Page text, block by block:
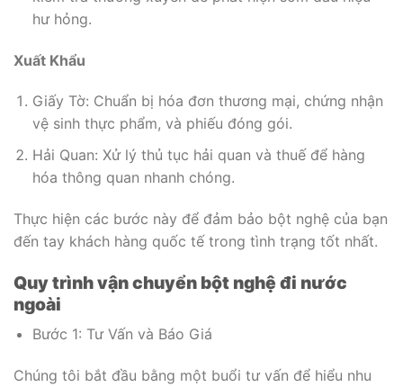
hư hỏng.
Xuất Khẩu
Giấy Tờ: Chuẩn bị hóa đơn thương mại, chứng nhận
vệ sinh thực phẩm, và phiếu đóng gói.
Hải Quan: Xử lý thủ tục hải quan và thuế để hàng
hóa thông quan nhanh chóng.
Thực hiện các bước này để đảm bảo bột nghệ của bạn
đến tay khách hàng quốc tế trong tình trạng tốt nhất.
Quy trình vận chuyển bột nghệ đi nước
ngoài
Bước 1: Tư Vấn và Báo Giá
Chúng tôi bắt đầu bằng một buổi tư vấn để hiểu nhu